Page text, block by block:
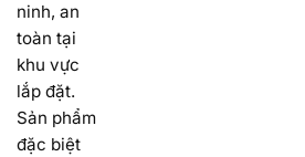
ninh, an
toàn tại
khu vực
lắp đặt.
Sản phẩm
đặc biệt